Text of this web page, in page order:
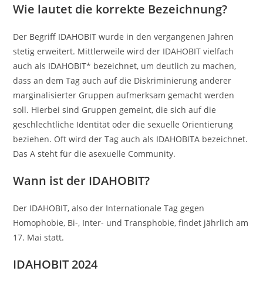
Wie lautet die korrekte Bezeichnung?
Der Begriff IDAHOBIT wurde in den vergangenen Jahren
stetig erweitert. Mittlerweile wird der IDAHOBIT vielfach
auch als IDAHOBIT* bezeichnet, um deutlich zu machen,
dass an dem Tag auch auf die Diskriminierung anderer
marginalisierter Gruppen aufmerksam gemacht werden
soll. Hierbei sind Gruppen gemeint, die sich auf die
geschlechtliche Identität oder die sexuelle Orientierung
beziehen. Oft wird der Tag auch als IDAHOBITA bezeichnet.
Das A steht für die asexuelle Community.
Wann ist der IDAHOBIT?
Der IDAHOBIT, also der Internationale Tag gegen
Homophobie, Bi-, Inter- und Transphobie, findet jährlich am
17. Mai statt.
IDAHOBIT 2024